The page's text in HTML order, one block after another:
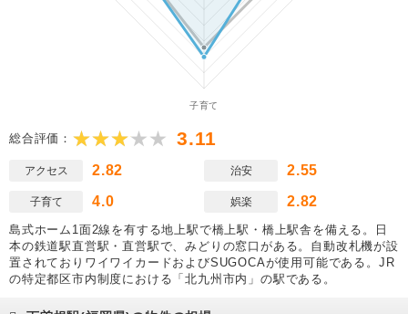
総合評価： 3.11
アクセス 2.82 治安 2.55
子育て 4.0 娯楽 2.82
島式ホーム1面2線を有する地上駅で橋上駅・橋上駅舎を備える。日
本の鉄道駅直営駅・直営駅で、みどりの窓口がある。自動改札機が設
置されておりワイワイカードおよびSUGOCAが使用可能である。JR
の特定都区市内制度における「北九州市内」の駅である。